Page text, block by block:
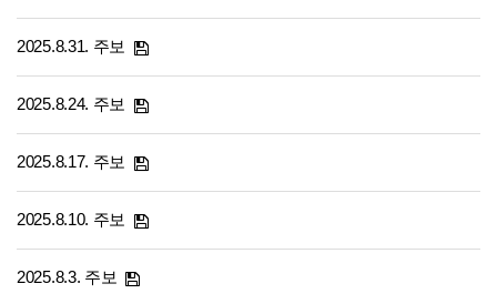
2025.8.31. 주보
2025.8.24. 주보
2025.8.17. 주보
2025.8.10. 주보
2025.8.3. 주보